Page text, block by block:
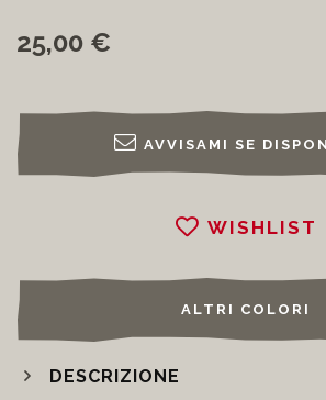
25,00 €
AVVISAMI SE
WISHLIST
ALTRI COLORI
DESCRIZIONE